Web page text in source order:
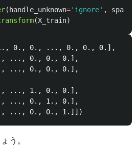
( handle_unknown=' ignore' , sparse
(X_train)
0., 0., ..., 0., 0., 0.],
..., 0., 0., 0.],
..., 0., 0., 0.],
..., 1., 0., 0.],
..., 0., 1., 0.],
う。